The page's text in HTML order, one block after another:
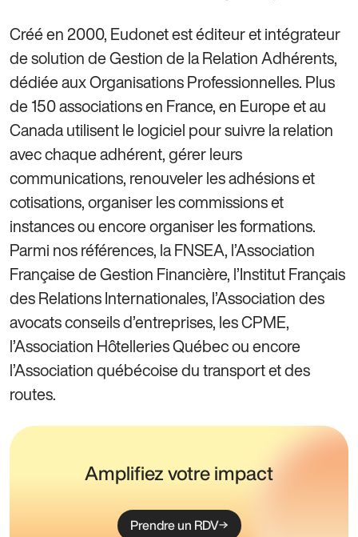
Créé en 2000, Eudonet est éditeur et intégrateur
de solution de Gestion de la Relation Adhérents,
dédiée aux Organisations Professionnelles. Plus
de 150 associations en France, en Europe et au
Canada utilisent le logiciel pour suivre la relation
avec chaque adhérent, gérer leurs
communications, renouveler les adhésions et
cotisations, organiser les commissions et
instances ou encore organiser les formations.
Parmi nos références, la FNSEA, l’Association
Française de Gestion Financière, l’Institut Français
des Relations Internationales, l’Association des
avocats conseils d’entreprises, les CPME,
l’Association Hôtelleries Québec ou encore
l’Association québécoise du transport et des
routes.
Amplifiez votre impact
Prendre un RDV